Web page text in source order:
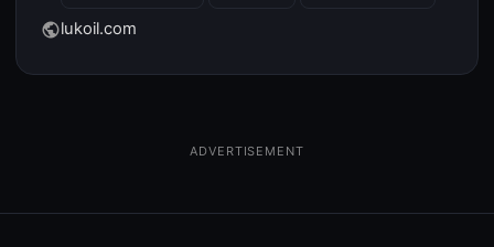
publiclukoil.com
ADVERTISEMENT